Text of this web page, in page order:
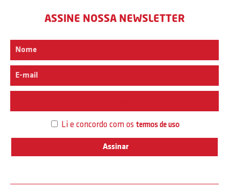
ASSINE NOSSA NEWSLETTER
Li e concordo com os termos de uso